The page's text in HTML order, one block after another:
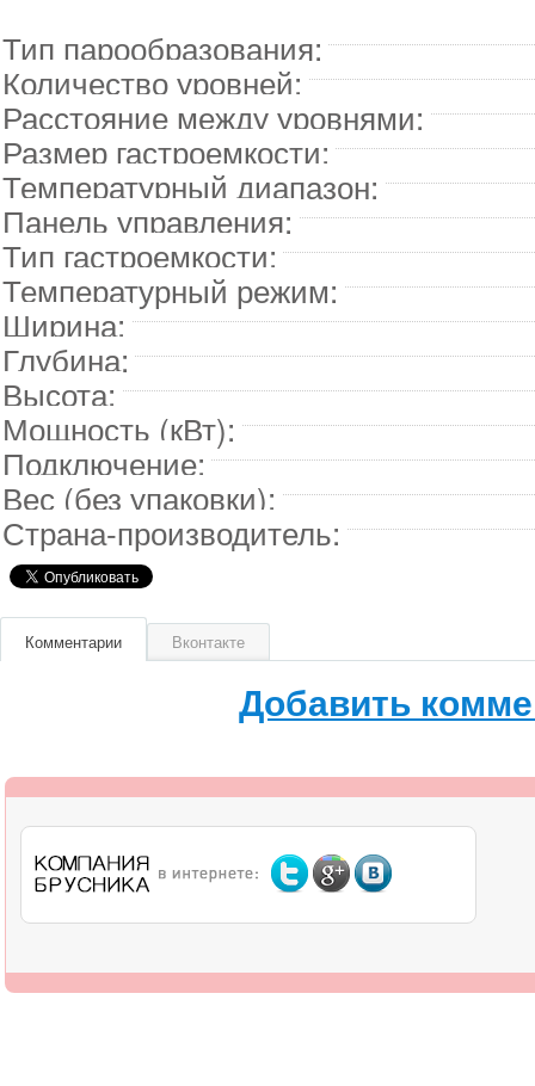
Тип парообразования:
Количество уровней:
Расстояние между уровнями:
Размер гастроемкости:
Температурный диапазон:
Панель управления:
Тип гастроемкости:
Температурный режим:
Ширина:
Глубина:
Высота:
Мощность (кВт):
Подключение:
Вес (без упаковки):
Страна-производитель:
Комментарии Вконтакте
Добавить